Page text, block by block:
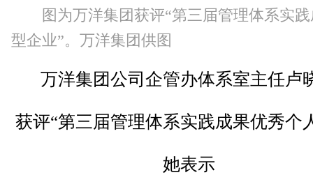
图为万洋集团获评“第三届管理体系实
型企业”。万洋集团供图
万洋集团公司企管办体系室主任卢
获评“第三届管理体系实践成果优秀个
她表示